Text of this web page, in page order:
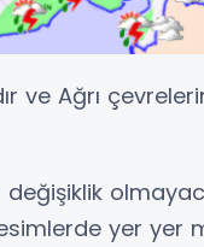
ve Ağrı
değişiklik
yer yer